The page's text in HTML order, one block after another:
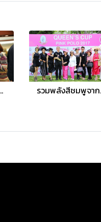
ลายพรินต์ เปิดตัวแฟล็กชิพบูติกแห่งแรกในไทย รวมพลังสี